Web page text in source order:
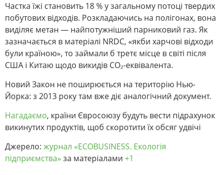
Частка їжі становить 18 % у загальному потоці твердих
побутових відходів. Розкладаючись на полігонах, вона
виділяє метан — найпотужніший парниковий газ. Як
зазначається в матеріалі NRDC, «якби харчові відходи
були країною», то займали б третє місце в світі після
США і Китаю щодо викидів СО₂-еквівалента.
Новий Закон не поширюється на територію Нью-
Йорка: з 2013 року там вже діє аналогічний документ.
Нагадаємо, країни Євросоюзу будуть вести підрахунок
викинутих продуктів, щоб скоротити їх обсяг удвічі
Джерело: журнал «ECOBUSINESS. Екологія
підприємства» за матеріалами +1